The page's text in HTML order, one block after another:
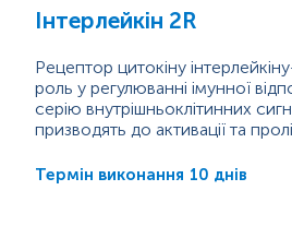
Інтерлейкін 2R
Рецептор цитокіну
роль у регулюванні імунної
серію внутрішньоклітинних
призводять до активації та
до вироблення клітин-хелперів,
концентраціях у сироватці
Термін виконання 10 днів